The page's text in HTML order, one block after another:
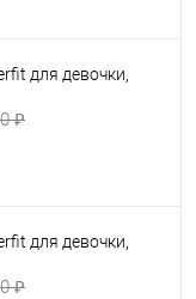
для девочки,
₽
для девочки,
₽